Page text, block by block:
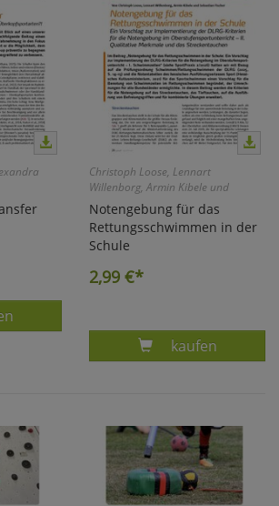
MIT CARS ZU MOBILITÄT UND
Christoph Loose, Lennart
Willenborg, Armin Kibele und
Sebastian Fischer
Notengebung für das
Rettungsschwimmen in der
Schule
2,99 €*
Produkt
kaufen